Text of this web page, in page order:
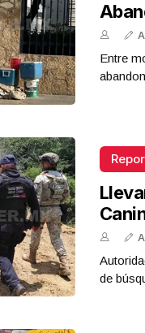
Entre
de